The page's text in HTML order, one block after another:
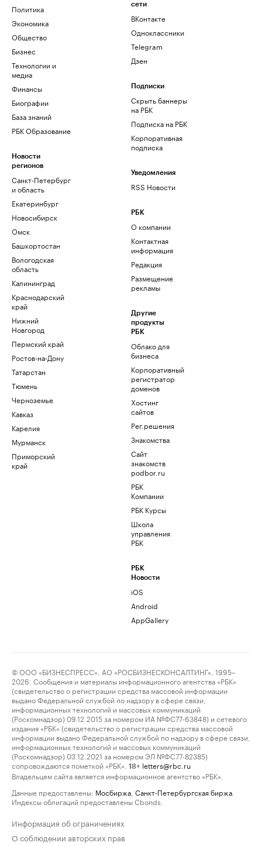
Политика
Экономика
Общество
Бизнес
Технологии и
медиа
Финансы
Биографии
База знаний
РБК Образование
Новости
регионов
Санкт-Петербург
и область
Екатеринбург
Новосибирск
Омск
Башкортостан
Вологодская
область
Калининград
Краснодарский
край
Нижний
Новгород
Пермский край
Ростов-на-Дону
Татарстан
Тюмень
Черноземье
Кавказ
Карелия
Мурманск
Приморский
край
сети
ВКонтакте
Одноклассники
Telegram
Дзен
Подписки
Скрыть баннеры
на РБК
Подписка на РБК
Корпоративная
подписка
Уведомления
RSS Новости
РБК
О компании
Контактная
информация
Редакция
Размещение
рекламы
Другие
продукты
РБК
Облако для
бизнеса
Корпоративный
регистратор
доменов
Хостинг
сайтов
Рег.решения
Знакомства
Сайт
знакомств
podbor.ru
РБК
Компании
РБК Курсы
Школа
управления
РБК
РБК
Новости
iOS
Android
AppGallery
© ООО «БИЗНЕСПРЕСС», АО «РОСБИЗНЕСКОНСАЛТИНГ», 1995–
2026. Сообщения и материалы информационного агентства «РБК»
(свидетельство о регистрации средства массовой информации
выдано Федеральной службой по надзору в сфере связи,
информационных технологий и массовых коммуникаций
(Роскомнадзор) 09.12.2015 за номером ИА №ФС77-63848) и сетевого
издания «РБК» (свидетельство о регистрации средства массовой
информации выдано Федеральной службой по надзору в сфере связи,
информационных технологий и массовых коммуникаций
(Роскомнадзор) 03.12.2021 за номером ЭЛ №ФС77-82385)
сопровождаются пометкой «РБК».
18+ letters@rbc.ru
Владельцем сайта является информационное агентство «РБК».
Данные предоставлены: Мосбиржа Санкт-Петербургская биржа
Индексы облигаций предоставлены Cbonds.
Информация об ограничениях
О соблюдении авторских прав